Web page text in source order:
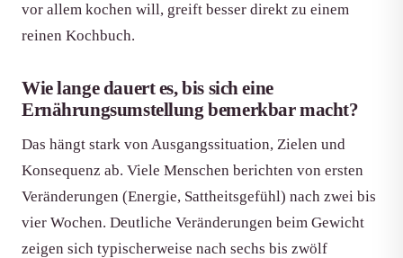
vor allem kochen will, greift besser direkt zu einem
reinen Kochbuch.
Wie lange dauert es, bis sich eine
Ernährungsumstellung bemerkbar macht?
Das hängt stark von Ausgangssituation, Zielen und
Konsequenz ab. Viele Menschen berichten von ersten
Veränderungen (Energie, Sattheitsgefühl) nach zwei bis
vier Wochen. Deutliche Veränderungen beim Gewicht
zeigen sich typischerweise nach sechs bis zwölf